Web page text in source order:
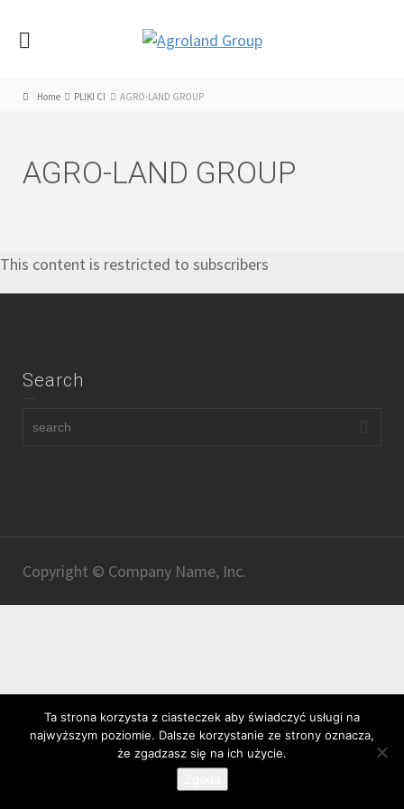
Home PLIKI CI AGRO-LAND GROUP
AGRO-LAND GROUP
This content is restricted to subscribers
Search
Copyright © Company Name, Inc.
Ta strona korzysta z ciasteczek aby świadczyć usługi na
najwyższym poziomie. Dalsze korzystanie ze strony oznacza,
że zgadzasz się na ich użycie.